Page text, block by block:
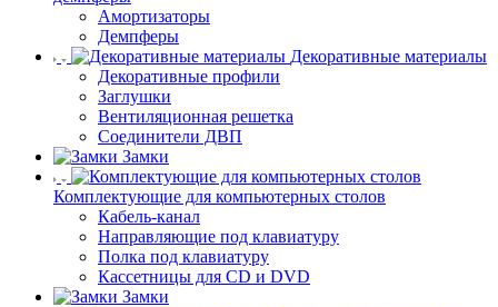
Амортизаторы
Демпферы
Декоративные материалы
Декоративные профили
Заглушки
Вентиляционная решетка
Соединители ДВП
Замки
Комплектующие для компьютерных столов
Кабель-канал
Направляющие под клавиатуру
Полка под клавиатуру
Кассетницы для CD и DVD
Замки